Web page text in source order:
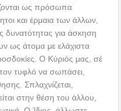
ως πρόσωπα
και έρμαια των άλλων,
δυνατότητας για άσκηση
ως άτομα με ελάχιστα
Ο Κύριός μας, σέ
τυφλό να σωπάσει,
Σπλαχνίζεται,
στην θέση του άλλου,